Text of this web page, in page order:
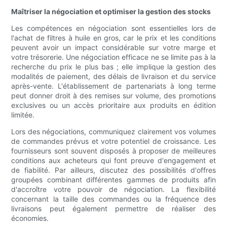
Maîtriser la négociation et optimiser la gestion des stocks
Les compétences en négociation sont essentielles lors de
l'achat de filtres à huile en gros, car le prix et les conditions
peuvent avoir un impact considérable sur votre marge et
votre trésorerie. Une négociation efficace ne se limite pas à la
recherche du prix le plus bas ; elle implique la gestion des
modalités de paiement, des délais de livraison et du service
après-vente. L'établissement de partenariats à long terme
peut donner droit à des remises sur volume, des promotions
exclusives ou un accès prioritaire aux produits en édition
limitée.
Lors des négociations, communiquez clairement vos volumes
de commandes prévus et votre potentiel de croissance. Les
fournisseurs sont souvent disposés à proposer de meilleures
conditions aux acheteurs qui font preuve d'engagement et
de fiabilité. Par ailleurs, discutez des possibilités d'offres
groupées combinant différentes gammes de produits afin
d'accroître votre pouvoir de négociation. La flexibilité
concernant la taille des commandes ou la fréquence des
livraisons peut également permettre de réaliser des
économies.